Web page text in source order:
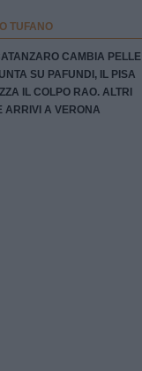
TUFANO
CAMBIA PELLE
SU PAFUNDI, IL PISA
IL COLPO RAO. ALTRI
ARRIVI A VERONA